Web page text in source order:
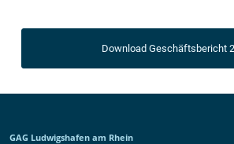
Download Geschäftsbericht
GAG Ludwigshafen am Rhein